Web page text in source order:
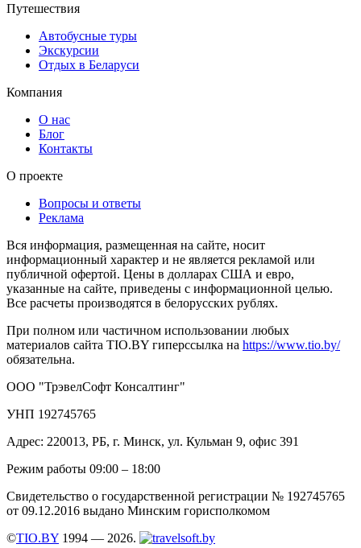
Путешествия
Автобусные туры
Экскурсии
Отдых в Беларуси
Компания
О нас
Блог
Контакты
О проекте
Вопросы и ответы
Реклама
Вся информация, размещенная на сайте, носит
информационный характер и не является рекламой или
публичной офертой. Цены в долларах США и евро,
указанные на сайте, приведены с информационной целью.
Все расчеты производятся в белорусских рублях.
При полном или частичном использовании любых
материалов сайта TIO.BY гиперссылка на https://www.tio.by/
обязательна.
ООО "ТрэвелСофт Консалтинг"
УНП 192745765
Адрес: 220013, РБ, г. Минск, ул. Кульман 9, офис 391
Режим работы 09:00 – 18:00
Свидетельство о государственной регистрации № 192745765
от 09.12.2016 выдано Минским горисполкомом
©TIO.BY 1994 — 2026.